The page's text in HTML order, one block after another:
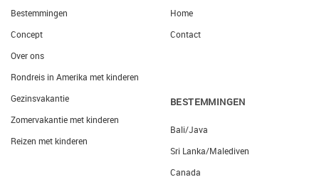
Bestemmingen
Concept
Over ons
Rondreis in Amerika met kinderen
Gezinsvakantie
Zomervakantie met kinderen
Reizen met kinderen
Home
Contact
BESTEMMINGEN
Bali/Java
Sri Lanka/Malediven
Canada